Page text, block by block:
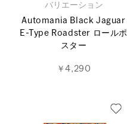
バリエーション
Automania Black Jaguar
E-Type Roadster ロールポ
スター
￥4,290